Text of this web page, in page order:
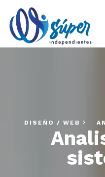
DISEÑO / WEB